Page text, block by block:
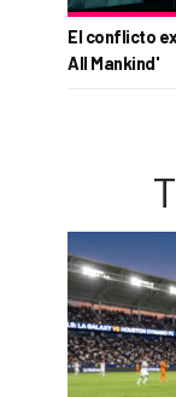
El conflicto
All Mankind'